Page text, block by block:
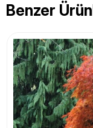
Benzer